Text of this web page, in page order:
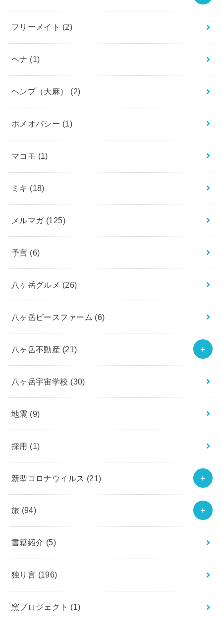
フリーメイト (2)
ヘナ (1)
ヘンプ（大麻） (2)
ホメオパシー (1)
マコモ (1)
ミキ (18)
メルマガ (125)
予言 (6)
八ヶ岳グルメ (26)
八ヶ岳ピースファーム (6)
八ヶ岳不動産 (21)
八ヶ岳宇宙学校 (30)
地震 (9)
採用 (1)
新型コロナウイルス (21)
旅 (94)
書籍紹介 (5)
独り言 (196)
窯プロジェクト (1)